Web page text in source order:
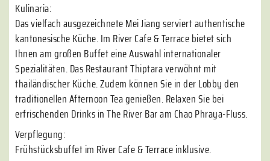
Kulinaria:
Das vielfach ausgezeichnete Mei Jiang serviert authentische
kantonesische Küche. Im River Cafe & Terrace bietet sich
Ihnen am großen Buffet eine Auswahl internationaler
Spezialitäten. Das Restaurant Thiptara verwöhnt mit
thailändischer Küche. Zudem können Sie in der Lobby den
traditionellen Afternoon Tea genießen. Relaxen Sie bei
erfrischenden Drinks in The River Bar am Chao Phraya-Fluss.
Verpflegung:
Frühstücksbuffet im River Cafe & Terrace inklusive.